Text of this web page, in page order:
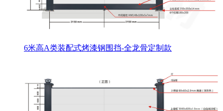
6米高A类装配式烤漆钢围挡-全龙骨定制款